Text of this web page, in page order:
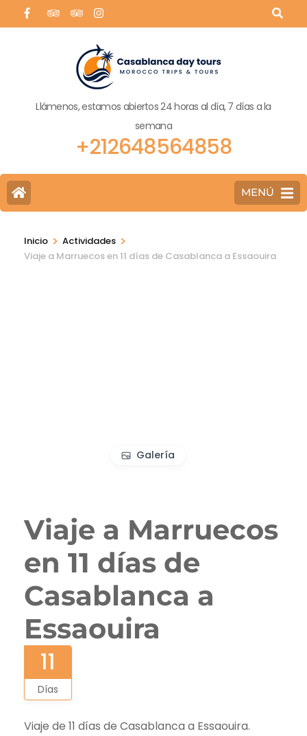
Llámenos, estamos abiertos 24 horas al día, 7 días a la
semana
+212648564858
MENÚ
Inicio > Actividades >
Viaje a Marruecos en 11 días de Casablanca a Essaouira
Galería
Viaje a Marruecos
en 11 días de
Casablanca a
Essaouira
11
Días
Viaje de 11 días de Casablanca a Essaouira.